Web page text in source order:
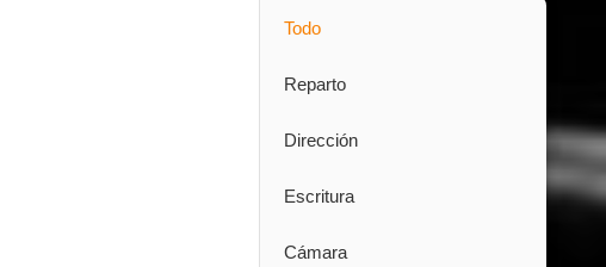
Todo
Reparto
Dirección
Escritura
Cámara